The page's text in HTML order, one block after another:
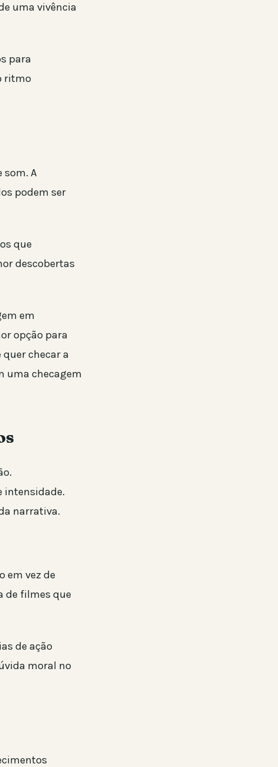
uma vivência
para
ritmo
som. A
podem ser
que
descobertas
em
opção para
checar a
uma checagem
intensidade.
narrativa.
em vez de
de filmes que
de ação
moral no